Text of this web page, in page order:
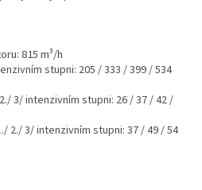
815 m³/h
stupni: 205 / 333 / 399 / 534
3/ intenzivním stupni: 26 / 37 / 42 /
2./ 3/ intenzivním stupni: 37 / 49 / 54